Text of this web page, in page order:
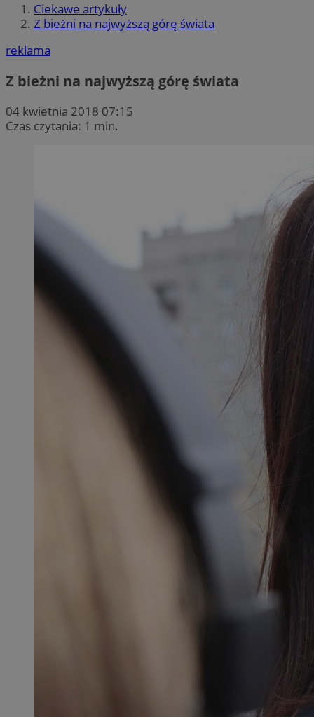
Ciekawe artykuły
Z bieżni na najwyższą górę świata
reklama
Z bieżni na najwyższą górę świata
04 kwietnia 2018 07:15
Czas czytania: 1 min.